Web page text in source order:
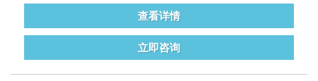
查看详情
立即咨询